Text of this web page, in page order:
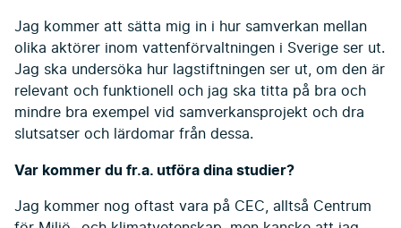
Jag kommer att sätta mig in i hur samverkan mellan
olika aktörer inom vattenförvaltningen i Sverige ser ut.
Jag ska undersöka hur lagstiftningen ser ut, om den är
relevant och funktionell och jag ska titta på bra och
mindre bra exempel vid samverkansprojekt och dra
slutsatser och lärdomar från dessa.
Var kommer du fr.a. utföra dina studier?
Jag kommer nog oftast vara på CEC, alltså Centrum